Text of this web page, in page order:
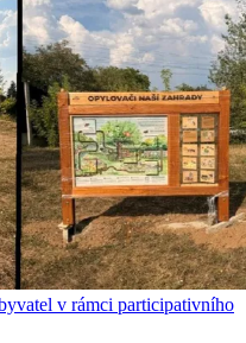
v rámci participativního